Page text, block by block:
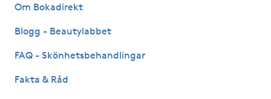
Hatha Yoga
Healing
Om Bokadirekt
Blogg - Beautylabbet
FAQ - Skönhetsbehandlingar
Fakta & Råd